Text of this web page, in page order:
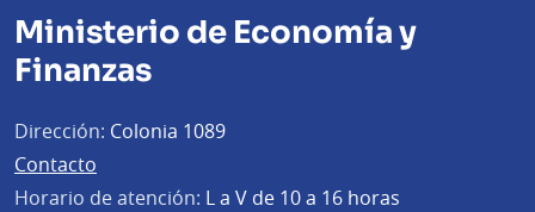
Ministerio de Economía y
Finanzas
Dirección: Colonia 1089
Contacto
Horario de atención: L a V de 10 a 16 horas